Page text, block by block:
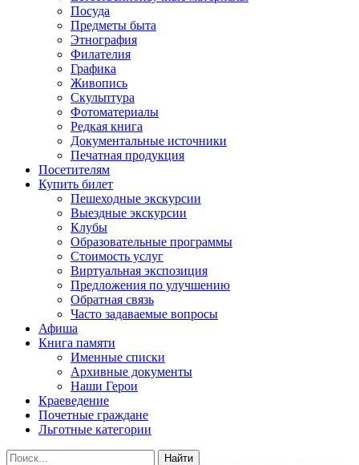
Посуда
Предметы быта
Этнография
Филателия
Графика
Живопись
Скульптура
Фотоматериалы
Редкая книга
Документальные источники
Печатная продукция
Посетителям
Купить билет
Пешеходные экскурсии
Выездные экскурсии
Клубы
Образовательные программы
Стоимость услуг
Виртуальная экспозиция
Предложения по улучшению
Обратная связь
Часто задаваемые вопросы
Афиша
Книга памяти
Именные списки
Архивные документы
Наши Герои
Краеведение
Почетные граждане
Льготные категории
Найти